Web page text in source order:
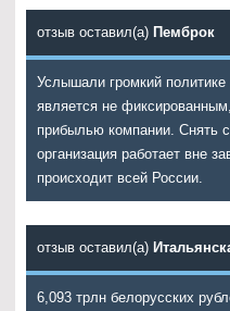
отзыв оставил(а) Пемброк
Услышали громкий
является не
прибылью компании. Снять
организация работает вне
происходит всей России.
отзыв оставил(а)
6,093 трлн белорусских